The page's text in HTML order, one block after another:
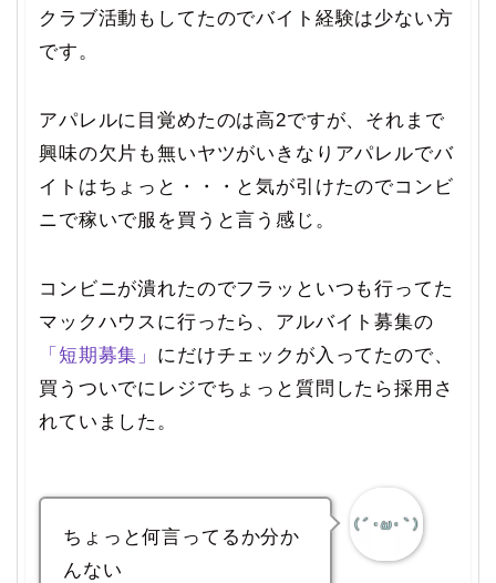
クラブ活動もしてたのでバイト経験は少ない方
です。
アパレルに目覚めたのは高2ですが、それまで
興味の欠片も無いヤツがいきなりアパレルでバ
イトはちょっと・・・と気が引けたのでコンビ
ニで稼いで服を買うと言う感じ。
コンビニが潰れたのでフラッといつも行ってた
マックハウスに行ったら、アルバイト募集の
「短期募集」 にだけチェックが入ってたので、
買うついでにレジでちょっと質問したら採用さ
れていました。
ちょっと何言ってるか分か
んない